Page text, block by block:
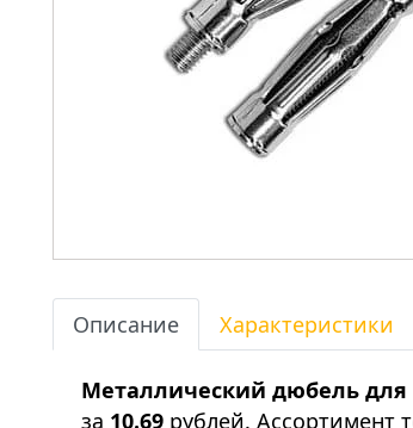
Описание Характеристики
Металлический дюбель для
за 10.69 рублей. Ассортимент